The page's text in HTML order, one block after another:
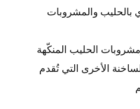
بالحليب والمشروبات
الحليب المنكّهة
الأخرى التي تُقدم